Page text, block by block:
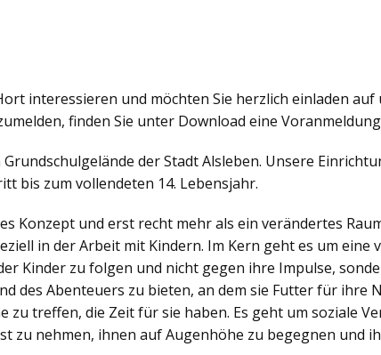
interessieren und möchten Sie herzlich einladen auf
finden Sie unter Download eine
der Stadt Alsleben. Unsere
bis zum vollendeten 14. Lebensjahr.
Konzept und erst recht mehr als ein verändertes
in der Arbeit mit Kindern. Im Kern geht es um eine
Kinder zu folgen und nicht gegen ihre Impulse,
des Abenteuers zu bieten, an dem sie Futter für ihre
zu treffen, die Zeit für sie haben. Es geht um soziale
zu nehmen, ihnen auf Augenhöhe zu begegnen und